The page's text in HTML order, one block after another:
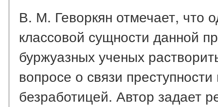
В. М. Геворкян отмечает, что
классовой сущности данной
буржуазных ученых
вопросе о связи
безработицей. Автор задает